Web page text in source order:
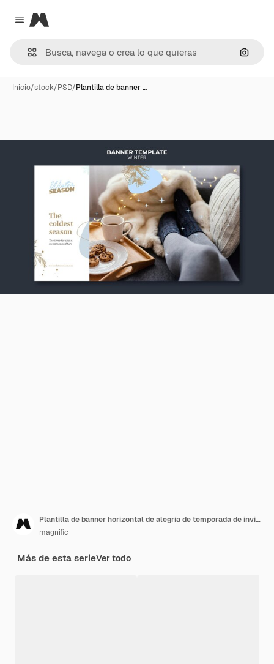
Close menu
Magnific
Inicio/stock/PSD/Plantilla de banner …
Plantilla de banner horizontal de alegría de temporada de invierno
magnific
Más de esta serieVer todo